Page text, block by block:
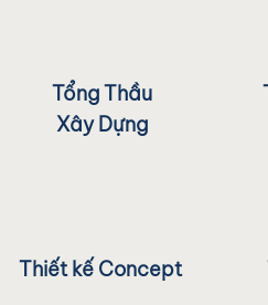
Tổng Thầu
Xây Dựng
Thiết kế Concept